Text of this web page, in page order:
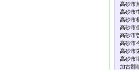
高砂市
高砂市
高砂市
高砂市
高砂市
高砂市
高砂市
高砂市
加古郡